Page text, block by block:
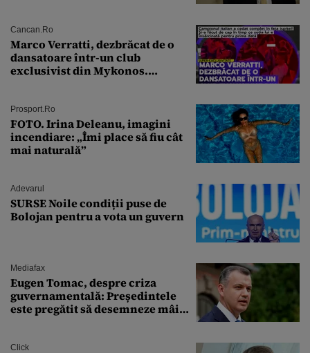
Cancan.ro
Marco Verratti, dezbrăcat de o
dansatoare într-un club
exclusivist din Mykonos.
Prosport.ro
FOTO. Irina Deleanu, imagini
incendiare: „Îmi place să fiu cât
mai naturală”
Adevarul
SURSE Noile condiții puse de
Bolojan pentru a vota un guvern
Mediafax
Eugen Tomac, despre criza
guvernamentală: Președintele
este pregătit să desemneze mâine
Click